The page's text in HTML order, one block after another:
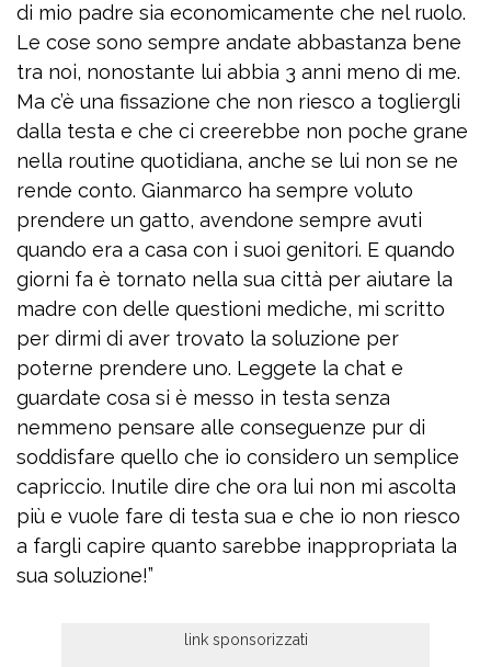
di mio padre sia economicamente che nel ruolo.
Le cose sono sempre andate abbastanza bene
tra noi, nonostante lui abbia 3 anni meno di me.
Ma c’è una fissazione che non riesco a togliergli
dalla testa e che ci creerebbe non poche grane
nella routine quotidiana, anche se lui non se ne
rende conto. Gianmarco ha sempre voluto
prendere un gatto, avendone sempre avuti
quando era a casa con i suoi genitori. E quando
giorni fa è tornato nella sua città per aiutare la
madre con delle questioni mediche, mi scritto
per dirmi di aver trovato la soluzione per
poterne prendere uno. Leggete la chat e
guardate cosa si è messo in testa senza
nemmeno pensare alle conseguenze pur di
soddisfare quello che io considero un semplice
capriccio. Inutile dire che ora lui non mi ascolta
più e vuole fare di testa sua e che io non riesco
a fargli capire quanto sarebbe inappropriata la
sua soluzione!”